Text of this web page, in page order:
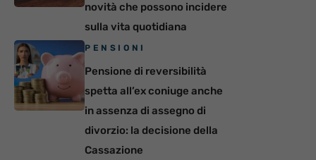
novità che possono incidere
sulla vita quotidiana
PENSIONI
Pensione di reversibilità
spetta all’ex coniuge anche
in assenza di assegno di
divorzio: la decisione della
Cassazione